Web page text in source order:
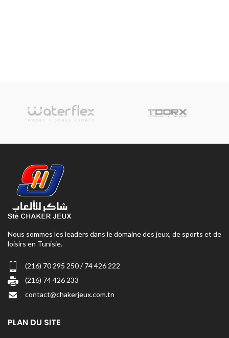
Nous sommes les leaders dans le domaine des jeux, de sports et de
loisirs en Tunisie.
(216) 70 295 250 / 74 426 222
(216) 74 426 233
contact@chakerjeux.com.tn
PLAN DU SITE